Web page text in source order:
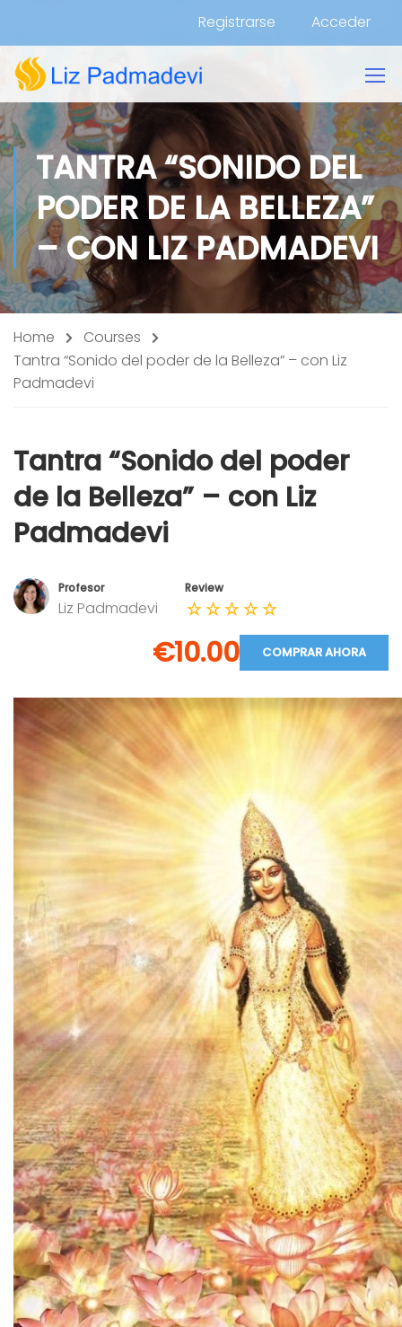
Acceder
Registrarse
TANTRA “SONIDO DEL
PODER DE LA BELLEZA”
– CON LIZ PADMADEVI
Home
Courses
Tantra “Sonido del poder de la Belleza” – con Liz
Padmadevi
Tantra “Sonido del poder
de la Belleza” – con Liz
Padmadevi
Profesor
Liz Padmadevi
Review
€10.00 COMPRAR AHORA